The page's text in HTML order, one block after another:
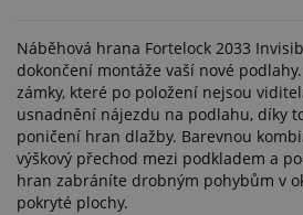
Náběhová hrana Fortelock 2033
dokončení montáže vaší nové
zámky, které po položení nejsou
usnadnění nájezdu na podlahu, díky
poničení hran dlažby. Barevnou
výškový přechod mezi podkladem a
hran zabráníte drobným pohybům v
pokryté plochy.